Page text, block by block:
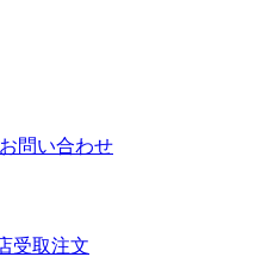
お問い合わせ
受取注文